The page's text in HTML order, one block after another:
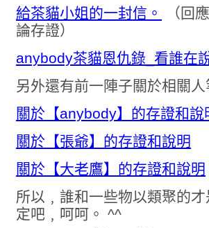
給茶貓小姐的一封信。
（回
論存證）
anybody茶貓恩仇錄_看誰在
另外還有前一陣子關於相關
關於【anybody】的存證和說
關於【張爺】的存證和說明
關於【大老鷹】的存證和說明
所以﹐誰和一些物以類聚的
定吧﹐呵呵。 ^^